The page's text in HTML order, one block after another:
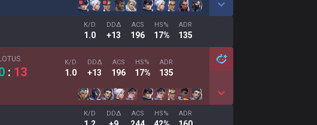
K/D
1.0
DDΔ
+13
ACS
196
HS%
17%
ADR
135
LOTUS
: 13
K/D
1.0
DDΔ
+13
ACS
196
HS%
17%
ADR
135
K/D DDΔ ACS HS% ADR